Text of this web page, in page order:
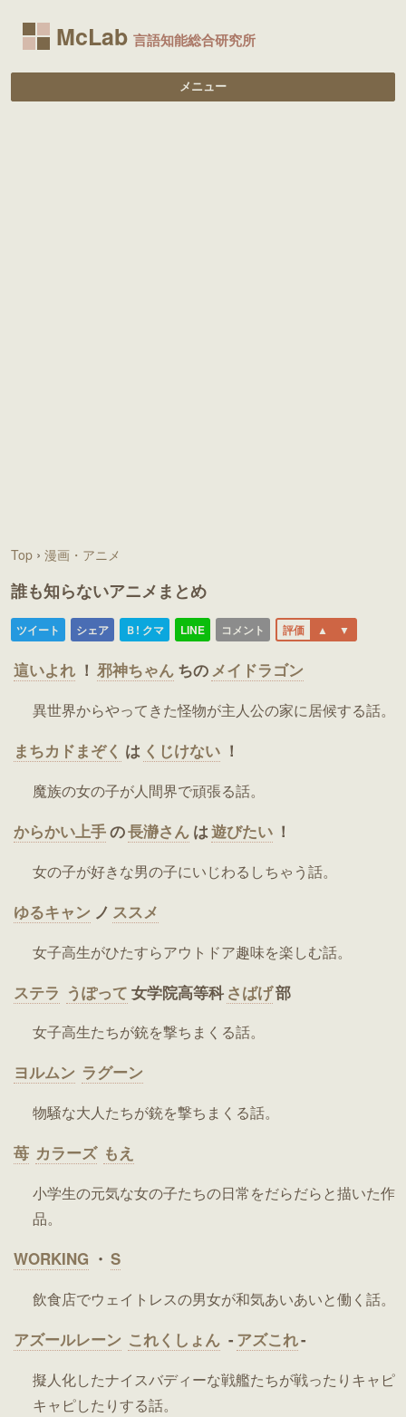
McLab 言語知能総合研究所
メニュー
Top › 漫画・アニメ
誰も知らないアニメまとめ
這いよれ ！ 邪神ちゃん ちの メイドラゴン
異世界からやってきた怪物が主人公の家に居候する話。
まちカドまぞく は くじけない ！
魔族の女の子が人間界で頑張る話。
からかい上手の長瀞さん は遊びたい ！
女の子が好きな男の子にいじわるしちゃう話。
ゆるキャン ノ ススメ
女子高生がひたすらアウトドア趣味を楽しむ話。
ステラ うぽって 女学院高等科 さばげ部
女子高生たちが銃を撃ちまくる話。
ヨルムン ラグーン
物騒な大人たちが銃を撃ちまくる話。
苺 カラーズ もえ
小学生の元気な女の子たちの日常をだらだらと描いた作
品。
WORKING ・ S
飲食店でウェイトレスの男女が和気あいあいと働く話。
アズールレーン これくしょん - アズこれ-
擬人化したナイスバディーな戦艦たちが戦ったりキャピ
キャピしたりする話。